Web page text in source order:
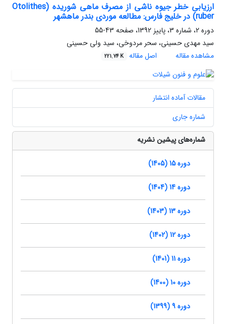
ارزیابی خطر جیوه ناشی از مصرف ماهی شوریده (Otolithes
ruber) در خلیج فارس: مطالعه موردی بندر ماهشهر
دوره 2، شماره 3، پاییز 1392، صفحه
43-55
سید مهدی حسینی، سحر مردوخی، سید ولی حسینی
مشاهده مقاله
اصل مقاله 221.74 K
مقالات آماده انتشار
شماره جاری
شماره‌های پیشین نشریه
دوره 15 (1405)
دوره 14 (1404)
دوره 13 (1403)
دوره 12 (1402)
دوره 11 (1401)
دوره 10 (1400)
دوره 9 (1399)